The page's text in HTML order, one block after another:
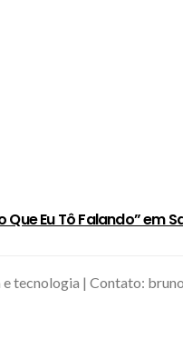
Eu Tô Falando” em
tecnologia | Contato: